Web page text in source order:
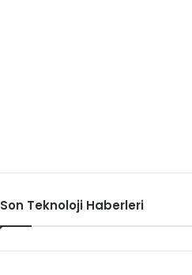
Son Teknoloji Haberleri